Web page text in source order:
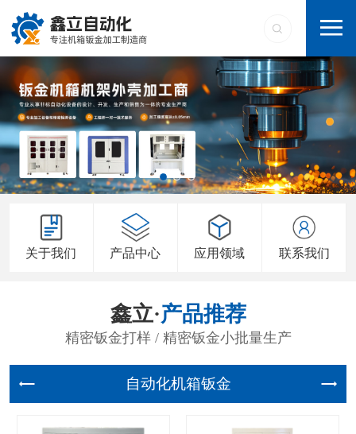
关于我们 产品中心 应用领域 联系我们
鑫立·产品推荐
精密钣金打样 / 精密钣金小批量生产
自动化机